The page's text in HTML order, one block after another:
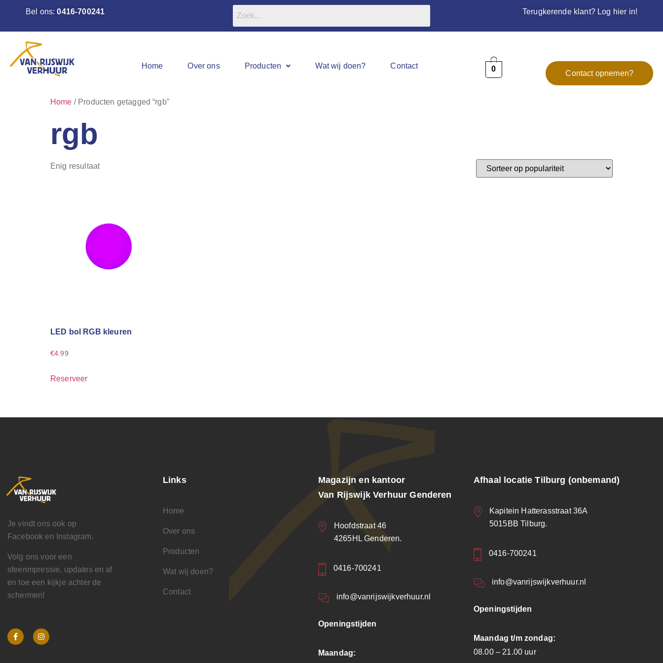
Bel ons:0416-700241 Terugkerende klant? Log hier in!
Home Over ons Producten Wat wij doen? Contact 0
Contact opnemen?
Home / Producten getagged “rgb”
rgb
Enig resultaat
LED bol RGB kleuren
€4.99
Reserveer
Je vindt ons ook op
Facebook en Instagram.
Volg ons voor een
sfeerimpressie, updates en af
en toe een kijkje achter de
schermen!
Links
Home
Over ons
Producten
Wat wij doen?
Contact
Magazijn en kantoor
Van Rijswijk Verhuur Genderen
Hoofdstraat 46
4265HL Genderen.
0416-700241
info@vanrijswijkverhuur.nl
Openingstijden
Maandag:
Afhaal locatie Tilburg (onbemand)
Kapitein Hatterasstraat 36A
5015BB Tilburg.
0416-700241
info@vanrijswijkverhuur.nl
Openingstijden
Maandag t/m zondag:
08.00 – 21.00 uur